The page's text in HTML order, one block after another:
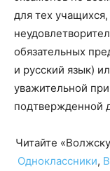
для тех
обязательных
и русский язык)
уважительной
подтвержденной
Читайте
Одноклассники,